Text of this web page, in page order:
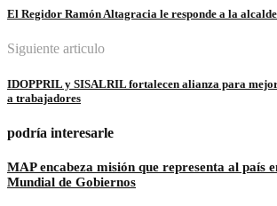
El Regidor Ramón Altagracia le responde a la
Siguiente articulo
IDOPPRIL y SISALRIL fortalecen alianza para
a trabajadores
podría interesarle
MAP encabeza misión que representa al país
Mundial de Gobiernos